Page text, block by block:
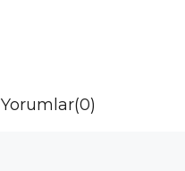
Yorumlar(0)